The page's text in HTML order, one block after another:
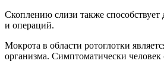
Скоплению слизи также
и операций.
Мокрота в области ротоглотки
организма. Симптоматически